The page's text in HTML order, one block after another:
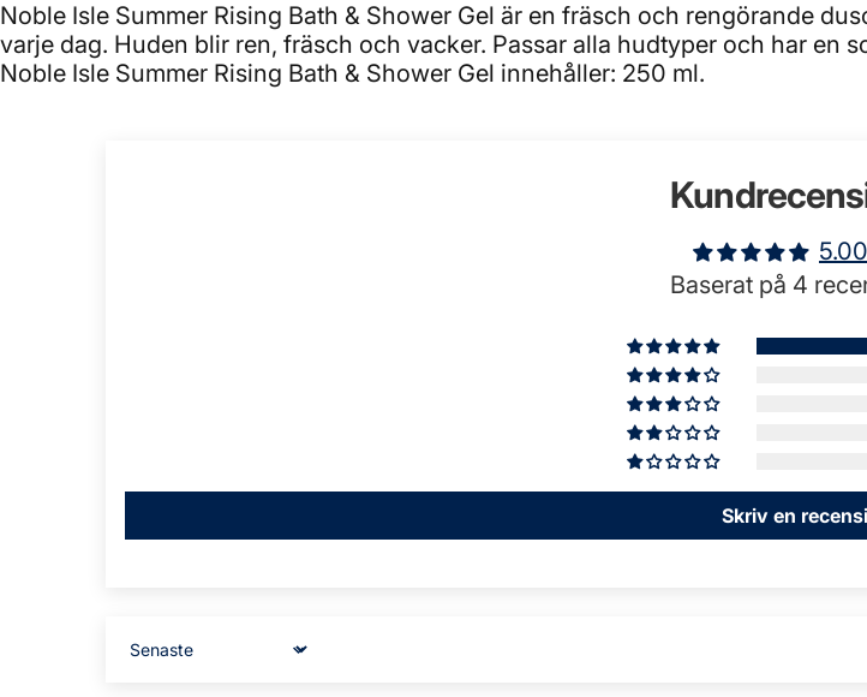
Noble Isle Summer Rising Bath & Shower Gel är en fräsch och rengörande
varje dag. Huden blir ren, fräsch och vacker. Passar alla hudtyper och har en
Noble Isle Summer Rising Bath & Shower Gel innehåller: 250 ml.
Baserat på 4
Skriv en
Sort by